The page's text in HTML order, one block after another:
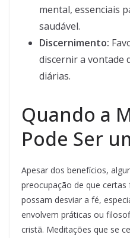
mental, essenciais
saudável.
Discernimento:
discernir a vontade
diárias.
Quando a
Pode Ser
Apesar dos benefícios,
preocupação de que
possam desviar a fé,
envolvem práticas ou
cristã. Meditações que se